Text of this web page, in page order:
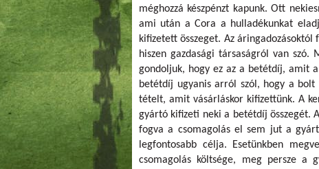
méghozzá készpénzt kapunk. Ott
ami után a Cora a hulladékunkat
kifizetett összeget. Az
hiszen gazdasági társaságról van
gondoljuk, hogy ez az a betétdíj, amit a
betétdíj ugyanis arról szól, hogy a bolt
tételt, amit vásárláskor kifizettünk. A
gyártó kifizeti neki a betétdíj összegét.
fogva a csomagolás el sem jut a
legfontosabb célja. Esetünkben
csomagolás költsége, meg persze a